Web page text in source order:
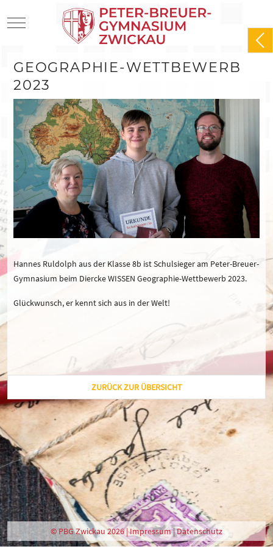
Mobile Menu Toggle
GEOGRAPHIE-WETTBEWERB
2023
Hannes Ruldolph aus der Klasse 8b ist Schulsieger am Peter-Breuer-
Gymnasium beim Diercke WISSEN Geographie-Wettbewerb 2023.
Glückwunsch, er kennt sich aus in der Welt!
ZURÜCK ZUR ÜBERSICHT
© PBG Zwickau 2026 |Impressum|Datenschutz